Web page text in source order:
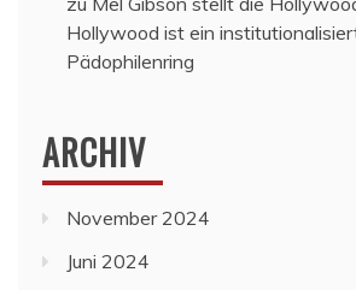
Hollywood ist ein
Pädophilenring
ARCHIV
November 2024
Juni 2024